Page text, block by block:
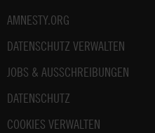
AMNESTY.ORG
DATENSCHUTZ VERWALTEN
JOBS & AUSSCHREIBUNGEN
DATENSCHUTZ
COOKIES VERWALTEN